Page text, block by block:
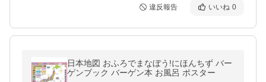
違反報告 いいね 0
日本地図 おふろでまなぼう!にほんちず バー
ゲンブック バーゲン本 お風呂 ポスター